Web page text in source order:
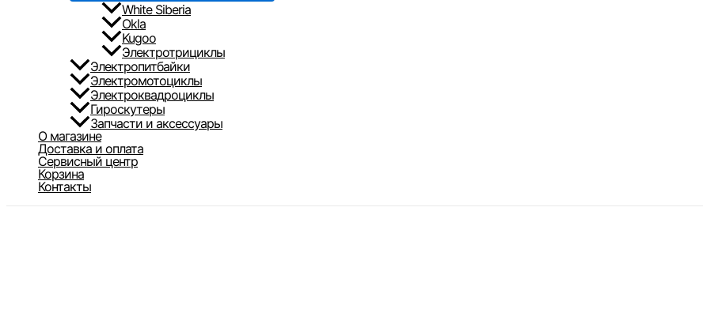
White Siberia
Okla
Kugoo
Электротрициклы
Электропитбайки
Электромотоциклы
Электроквадроциклы
Гироскутеры
Запчасти и аксессуары
О магазине
Доставка и оплата
Сервисный центр
Корзина
Контакты